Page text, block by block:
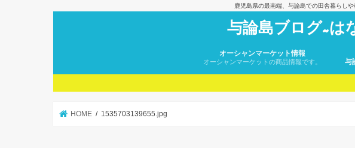
鹿児島県の最南端、与論島での田舎暮らし
与論島ブログ~は
オーシャンマーケット情報
オーシャンマーケットの商品情報です。 与
HOME 1535703139655.jpg